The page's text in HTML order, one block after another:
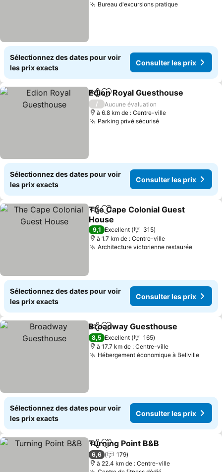
Bureau d'excursions pratiqueConsulter
Sélectionnez des dates pour voir
les prix exacts
Consulter les prix
PartagerAjouter à mes favoris
Edion Royal Guesthouse
/
Aucune évaluation
à 6.8 km de : Centre-ville
Parking privé sécuriséConsulter les
Sélectionnez des dates pour voir
les prix exacts
Consulter les prix
PartagerAjouter à mes favoris
The Cape Colonial Guest
House
Consulter les prix
9,1 Excellent
315
à 1.7 km de : Centre-ville
Architecture victorienne restaurée
Sélectionnez des dates pour voir
les prix exacts
Consulter les prix
PartagerAjouter à mes favoris
Broadway Guesthouse
8,5 Excellent
165
à 17.7 km de : Centre-ville
Hébergement économique à Bellville
Sélectionnez des dates pour voir
les prix exacts
Consulter les prix
PartagerAjouter à mes favoris
Turning Point B&B
6,6
179
à 22.4 km de : Centre-ville